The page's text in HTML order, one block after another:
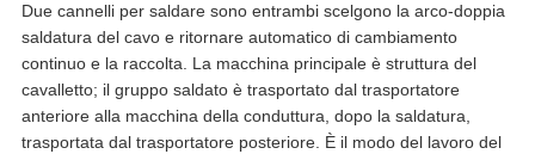
Due cannelli per saldare sono entrambi scelgono la arco-doppia
saldatura del cavo e ritornare automatico di cambiamento
continuo e la raccolta. La macchina principale è struttura del
cavalletto; il gruppo saldato è trasportato dal trasportatore
anteriore alla macchina della conduttura, dopo la saldatura,
trasportata dal trasportatore posteriore. È il modo del lavoro del